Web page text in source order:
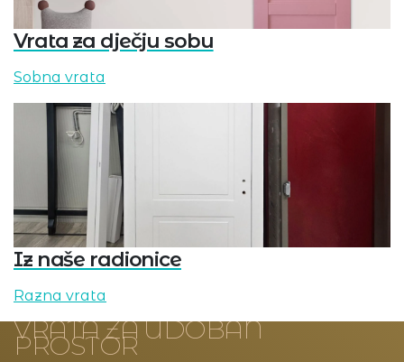
Vrata za dječju sobu
Sobna vrata
Iz naše radionice
Razna vrata
VRATA ZA UDOBAN
PROSTOR